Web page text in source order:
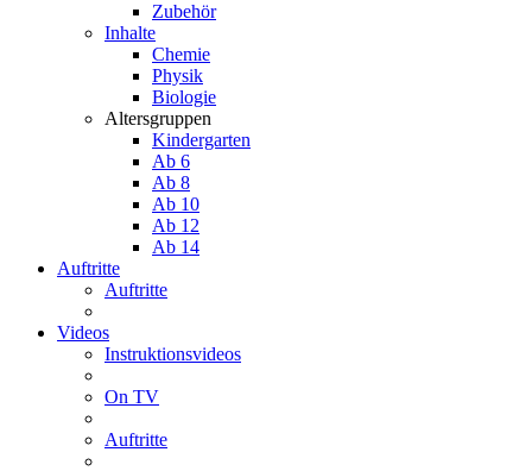
Zubehör
Inhalte
Chemie
Physik
Biologie
Altersgruppen
Kindergarten
Ab 6
Ab 8
Ab 10
Ab 12
Ab 14
Auftritte
Auftritte
Videos
Instruktionsvideos
On TV
Auftritte